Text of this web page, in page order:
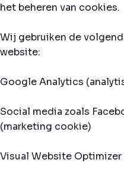
het beheren van cookies.
Wij gebruiken de
website:
Google Analytics
Social media zoals
(marketing cookie)
Visual Website